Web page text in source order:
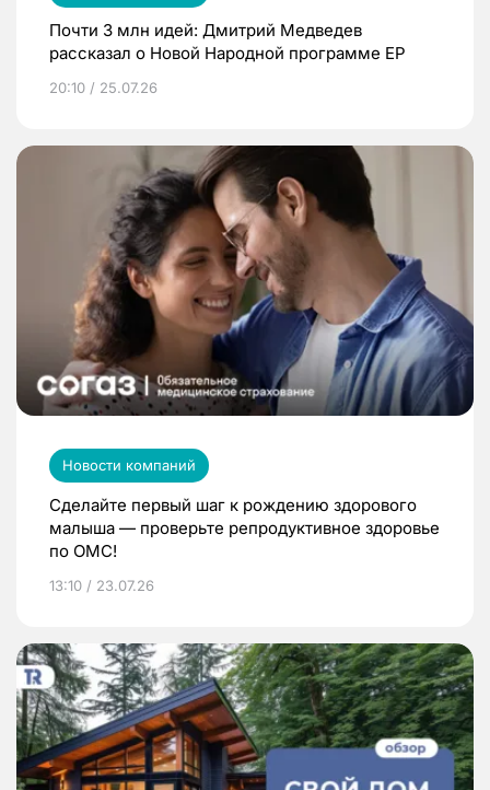
Почти 3 млн идей: Дмитрий Медведев
рассказал о Новой Народной программе ЕР
20:10 / 25.07.26
Новости компаний
Сделайте первый шаг к рождению здорового
малыша — проверьте репродуктивное здоровье
по ОМС!
13:10 / 23.07.26